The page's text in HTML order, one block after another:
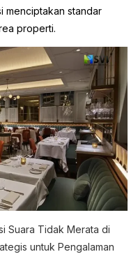
menciptakan standar
properti.
Suara Tidak Merata di
untuk Pengalaman